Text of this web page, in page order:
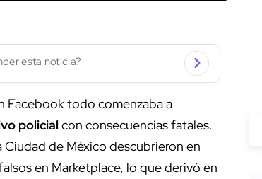
esta noticia?
Facebook todo comenzaba a
policialcon consecuencias fatales.
de México descubrieron en
en Marketplace, lo que derivó en